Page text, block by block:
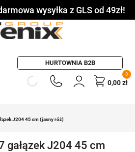
wysyłka z GLS od 49zł!
HURTOWNIA B2B
0
0,00zł
J204 45 cm (jasny róż)
gałązek J204 45 cm